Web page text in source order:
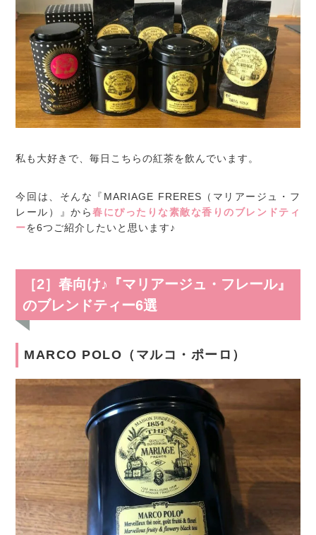
私も大好きで、毎日こちらの紅茶を飲んでいます。
今回は、そんな『MARIAGE FRERES（マリアージュ・フ
レール）』から春にぴったりな素敵な香りのブレンドティ
ーを6つご紹介したいと思います♪
［2］春向け♪『マリアージュ・フレール』
のブレンドティー6選
MARCO POLO（マルコ・ポーロ）